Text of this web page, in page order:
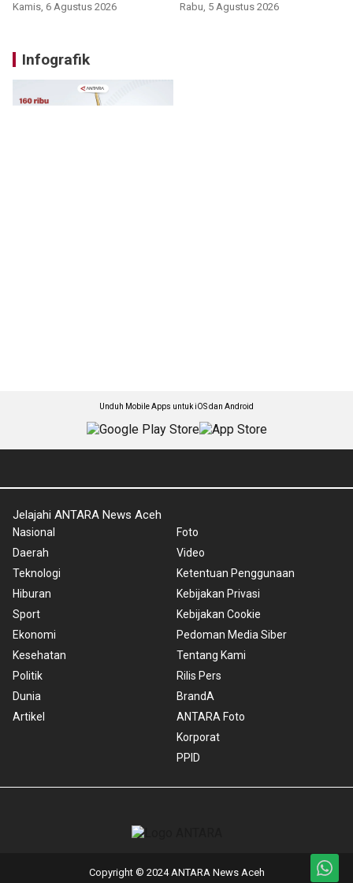
Kamis, 6 Agustus 2026 Rabu, 5 Agustus 2026
Infografik
Unduh Mobile Apps untuk iOS dan Android
Jelajahi ANTARA News Aceh
Nasional
Daerah
Teknologi
Hiburan
Sport
Ekonomi
Kesehatan
Politik
Dunia
Artikel
Foto
Video
Ketentuan Penggunaan
Kebijakan Privasi
Kebijakan Cookie
Pedoman Media Siber
Tentang Kami
Rilis Pers
BrandA
ANTARA Foto
Korporat
PPID
Copyright © 2024 ANTARA News Aceh